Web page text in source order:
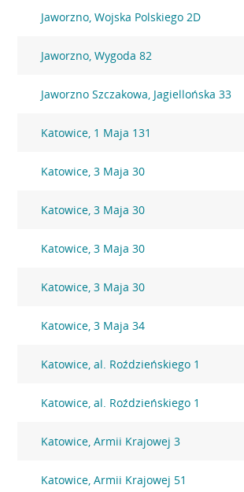
Jaworzno, Wojska Polskiego 2D
Jaworzno, Wygoda 82
Jaworzno Szczakowa, Jagiellońska 33
Katowice, 1 Maja 131
Katowice, 3 Maja 30
Katowice, 3 Maja 30
Katowice, 3 Maja 30
Katowice, 3 Maja 30
Katowice, 3 Maja 34
Katowice, al. Roździeńskiego 1
Katowice, al. Roździeńskiego 1
Katowice, Armii Krajowej 3
Katowice, Armii Krajowej 51